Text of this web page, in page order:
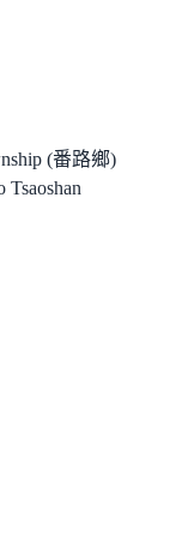
(番路鄉)
Tsaoshan